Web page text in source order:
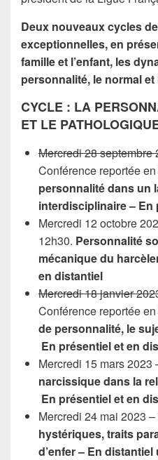
Deux nouveaux cycles
exceptionnelles, en
famille et l’enfant, les
personnalité, le normal
CYCLE : LA
ET LE
Mercredi 28 septembre
Conférence reportée
personnalité dans un
interdisciplinaire– En
Mercredi 12 octobre
12h30. Personnalité
mécanique du
en distantiel
Mercredi 18 janvier
Conférence reportée
de personnalité, le
En présentiel et en
Mercredi 15 mars 2023
narcissique dans la
En présentiel et en
Mercredi 24 mai 2023
hystériques, traits
d’enfer– En distantiel